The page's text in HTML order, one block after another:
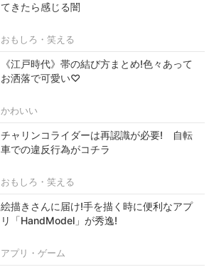
てきたら感じる闇
おもしろ・笑える
《江戸時代》帯の結び方まとめ!色々あって
お洒落で可愛い♡
かわいい
チャリンコライダーは再認識が必要! 自転
車での違反行為がコチラ
おもしろ・笑える
絵描きさんに届け!手を描く時に便利なアプ
リ「HandModel」が秀逸!
アプリ・ゲーム